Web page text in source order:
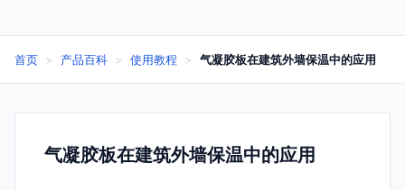
首页 > 产品百科 > 使用教程 > 气凝胶板在建筑外墙保温中的应用
气凝胶板在建筑外墙保温中的应用